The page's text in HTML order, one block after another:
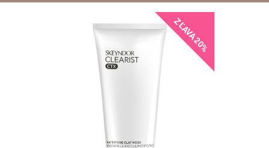
ZĽAVA 20%